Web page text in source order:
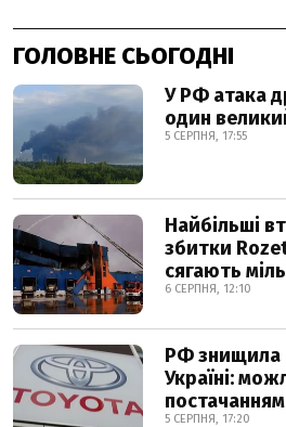
ГОЛОВНЕ СЬОГОДНІ
У РФ атака
один
5 СЕРПНЯ, 17:55
Найбільші
збитки
сягають
6 СЕРПНЯ, 12:10
РФ знищила
Україні:
постачанням
5 СЕРПНЯ, 17:20